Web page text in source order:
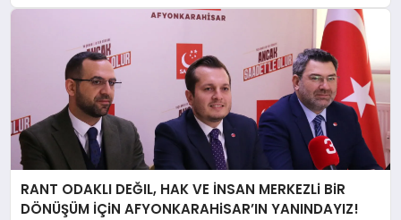
RANT ODAKLI DEĞIL, HAK VE İNSAN MERKEZLi BiR
DÖNÜŞÜM İÇiN AFYONKARAHiSAR’IN YANINDAYIZ!